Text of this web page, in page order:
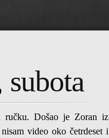
ručku. Došao je Zoran iz
video oko četrdeset i